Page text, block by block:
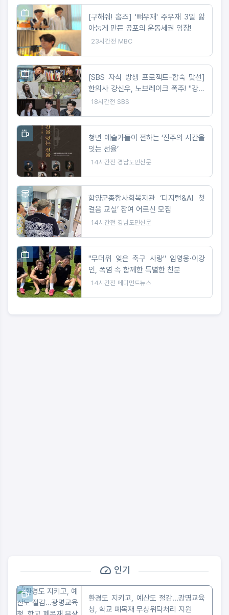
[구해줘! 홈즈] '뼈우재' 주우재 3일 앓
아눕게 만든 공포의 운동세권 임장!
23시간전 MBC
[SBS 자식 방생 프로젝트-합숙 맞선]
한의사 강신우, 노브레이크 폭주! "강신
우가 이성을 잃었다" 무슨 일?
18시간전 SBS
청년 예술가들이 전하는 ‘진주의 시간을
잇는 선율’
14시간전 경남도민신문
함양군종합사회복지관 ‘디지털&AI 첫
걸음 교실’ 참여 어르신 모집
14시간전 경남도민신문
"무더위 잊은 축구 사랑" 임영웅·이강
인, 폭염 속 함께한 특별한 친분
14시간전 메디먼트뉴스
인기
환경도 지키고, 예산도 절감...광명교육
청, 학교 폐목재 무상위탁처리 지원